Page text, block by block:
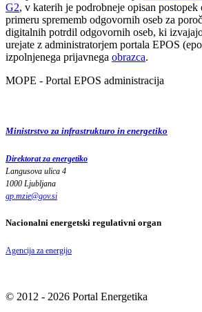
G2, v katerih je podrobneje opisan
primeru sprememb odgovornih oseb za
digitalnih potrdil odgovornih oseb, ki
urejate z administratorjem portala EPOS
izpolnjenega prijavnega obrazca.
MOPE - Portal EPOS administracija
Ministrstvo za infrastrukturo in energetiko
Direktorat za energetiko
Langusova ulica 4
1000 Ljubljana
gp.mzie@gov.si
Nacionalni energetski regulativni organ
Agencija za energijo
© 2012 - 2026 Portal Energetika